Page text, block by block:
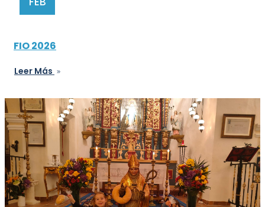
FIO 2026
Leer Más